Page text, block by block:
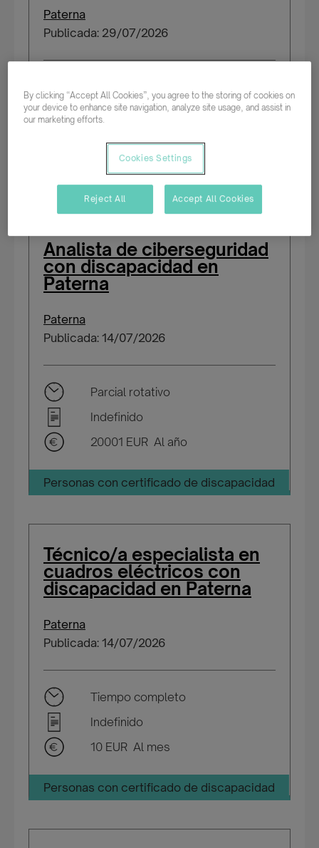
Paterna
Publicada: 29/07/2026
Indefinido
Analista de ciberseguridad
con discapacidad en
Paterna
Paterna
Publicada: 14/07/2026
Parcial rotativo
Indefinido
20001 EUR Al año
Personas con certificado de discapacidad
Técnico/a especialista en
cuadros eléctricos con
discapacidad en Paterna
Paterna
Publicada: 14/07/2026
Tiempo completo
Indefinido
10 EUR Al mes
Personas con certificado de discapacidad
By clicking “Accept All Cookies”, you agree to the storing of cookies on
your device to enhance site navigation, analyze site usage, and assist in
our marketing efforts.
Cookies Settings
Reject All Accept All Cookies